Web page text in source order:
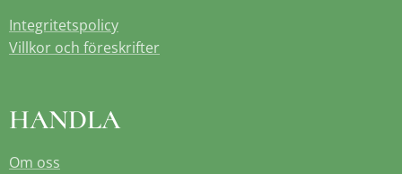
Integritetspolicy
Villkor och föreskrifter
HANDLA
Om oss